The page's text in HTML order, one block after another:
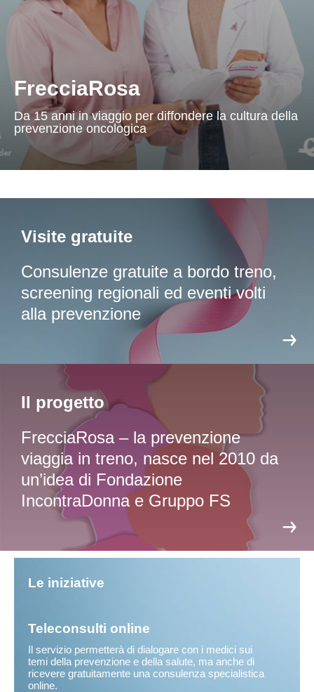
FrecciaRosa
Da 15 anni in viaggio per diffondere la cultura della
prevenzione oncologica
Visite gratuite
Consulenze gratuite a bordo treno,
screening regionali ed eventi volti
alla prevenzione
Il progetto
FrecciaRosa – la prevenzione
viaggia in treno, nasce nel 2010 da
un’idea di Fondazione
IncontraDonna e Gruppo FS
Le iniziative
Teleconsulti online
Il servizio permetterà di dialogare con i medici sui
temi della prevenzione e della salute, ma anche di
ricevere gratuitamente una consulenza specialistica
online.